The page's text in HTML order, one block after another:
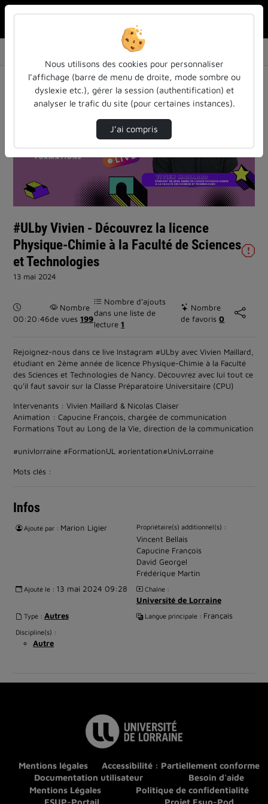
#ULby Vivien - Découvrez la licence Physique…
Lire
la
vidéo
#ULby Vivien - Découvrez la licence
Physique-Chimie à la Faculté de Sciences
et Technologies
13 mai 2024
Durée :
00:20:46
Nombre
de vues 199
Nombre d’ajouts
dans une liste de
lecture1
Nombre
de favoris0
Rejoignez-nous dans ce live Instagram #ULby avec Vivien Maillard,
étudiant en 2ème année de licence Physique-Chimie à la Faculté
des Sciences et Technologies de Nancy. Découvrez avec lui tout ce
qu'il faut savoir sur la Classe Préparatoire Universitaire (CPU)
Intervenants : Vivien Maillard & Nicolas Claiser
Animation : Capucine François, chargée de communication
Formations Tout au Long de la Vie, direction de la communication
#univlorraine #FormationUL #orientation#UnivLorraine
Mots clés :
Infos
Ajouté par : Marion Ligier Propriétaire(s) additionnel(s) :
Vincent Bellais
Capucine François
David Georgel
Frédérique Martin
Ajouté le : 13 mai 2024 09:28 Chaîne :
Université de Lorraine
Type : Autres Langue principale : Français
Discipline(s) :
Autre
Mentions légales
Accessibilité : Partiellement conforme
Documentation utilisateur
Besoin d'aide
Mentions Légales
Politique de confidentialité
ESUP-Portail
Projet Esup-Pod
Nous utilisons des cookies pour personnaliser
l’affichage (barre de menu de droite, mode sombre ou
dyslexie etc.), gérer la session (authentification) et
analyser le trafic du site (pour certaines instances).
J’ai compris